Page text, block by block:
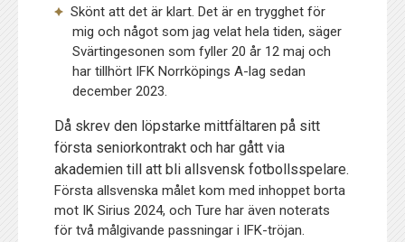
Skönt att det är klart. Det är en trygghet för
mig och något som jag velat hela tiden, säger
Svärtingesonen som fyller 20 år 12 maj och
har tillhört IFK Norrköpings A-lag sedan
december 2023.
Då skrev den löpstarke mittfältaren på sitt
första seniorkontrakt och har gått via
akademien till att bli allsvensk fotbollsspelare.
Första allsvenska målet kom med inhoppet borta
mot IK Sirius 2024, och Ture har även noterats
för två målgivande passningar i IFK-tröjan.